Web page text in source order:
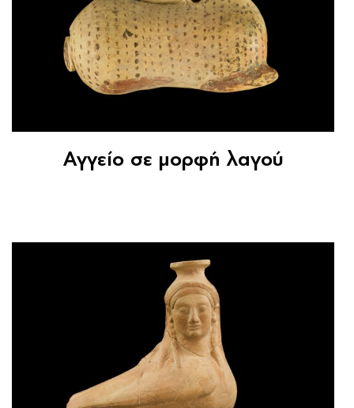
Αγγείο σε μορφή λαγού